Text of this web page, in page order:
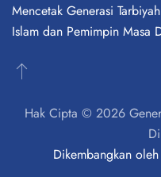
Mencetak Generasi
Islam dan Pemimpin Masa
Hak Cipta © 2026
Dikembangkan oleh